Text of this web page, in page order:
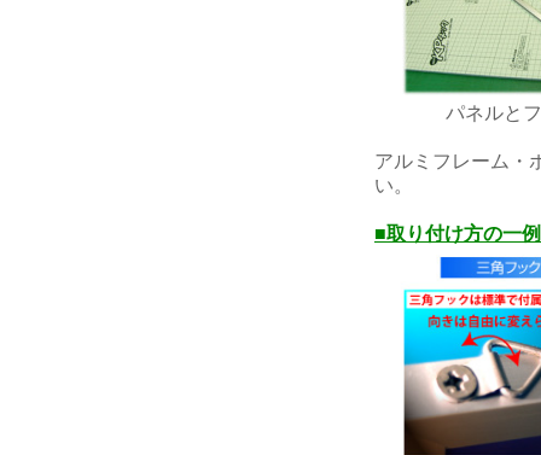
パネルと
アルミフレーム・
い。
■取り付け方の一例